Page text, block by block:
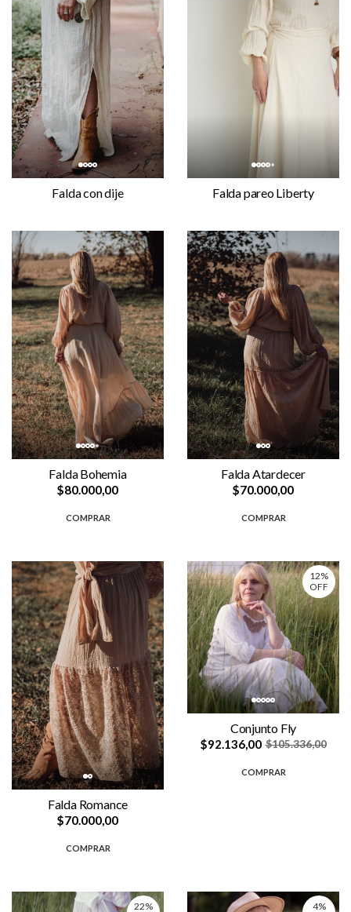
Falda con dije Falda pareo Liberty
Falda Bohemia
$80.000,00
COMPRAR
Falda Atardecer
$70.000,00
COMPRAR
Falda Romance
$70.000,00
COMPRAR
12%
OFF
Conjunto Fly
$92.136,00 $105.336,00
COMPRAR
22%
4%